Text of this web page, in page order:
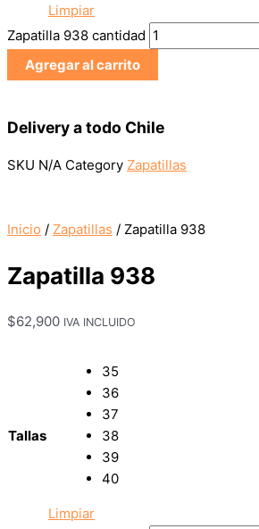
Limpiar
Zapatilla 938 cantidad
Agregar al carrito
Delivery a todo Chile
SKU N/A Category Zapatillas
Inicio / Zapatillas / Zapatilla 938
Zapatilla 938
$62,900 IVA INCLUIDO
Tallas
35
36
37
38
39
40
Limpiar